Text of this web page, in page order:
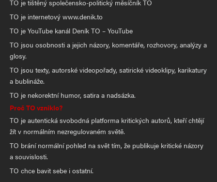
TO je tištěný společensko-politický měsíčník TO
TO je internetový www.denik.to
TO je YouTube kanál Deník TO – YouTube
TO jsou osobnosti a jejich názory, komentáře, rozhovory, analýzy a
glosy.
TO jsou texty, autorské videopořady, satirické videoklipy, karikatury
a bublináže.
TO je nekorektní humor, satira a nadsázka.
Proč TO vzniklo?
TO je autentická svobodná platforma kritických autorů, kteří chtějí
žít v normálním nezregulovaném světě.
TO brání normální pohled na svět tím, že publikuje kritické názory
a souvislosti.
TO chce bavit sebe i ostatní.